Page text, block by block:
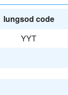
lungsod code
YYT